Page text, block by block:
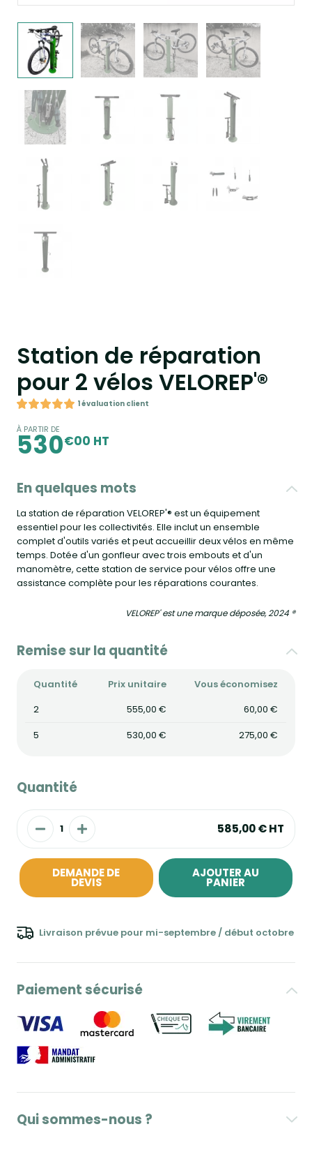
Station de réparation
pour 2 vélos VELOREP'®
1 évaluation client
À PARTIR DE
530€00 HT
En quelques mots
La station de réparation VELOREP'® est un équipement
essentiel pour les collectivités. Elle inclut un ensemble
complet d'outils variés et peut accueillir deux vélos en même
temps. Dotée d'un gonfleur avec trois embouts et d'un
manomètre, cette station de service pour vélos offre une
assistance complète pour les réparations courantes.
VELOREP' est une marque déposée, 2024 ®
Remise sur la quantité
Quantité Prix unitaire
Vous économisez
2
555,00 €
60,00 €
5
530,00 € 275,00 €
Quantité
585,00 €HT
DEMANDE DE
DEVIS
AJOUTER AU
PANIER
Livraison prévue pour mi-septembre / début octobre
Paiement sécurisé
Qui sommes-nous ?